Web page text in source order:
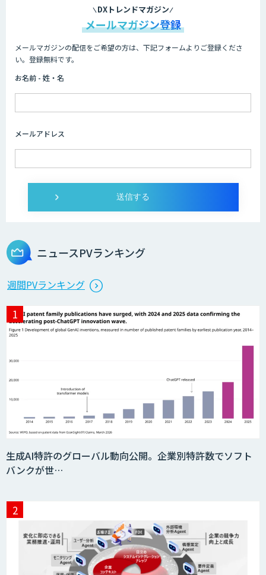
DXトレンドマガジン
メールマガジン登録
メールマガジンの配信をご希望の方は、下記フォームよりご登録くださ
い。登録無料です。
お名前 - 姓・名
メールアドレス
ニュースPVランキング
週間PVランキング
生成AI特許のグローバル動向公開。企業別特許数でソフト
バンクが世…